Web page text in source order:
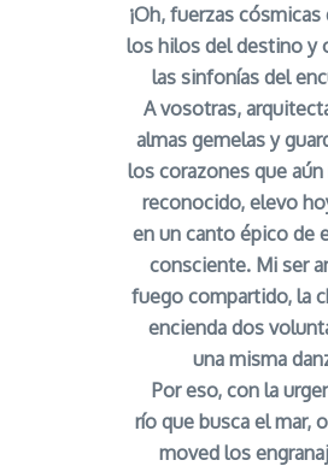
¡Oh, fuerzas
los hilos del destino y
las sinfonías del
A vosotras,
almas gemelas y
los corazones que
reconocido, elevo
en un canto épico de
consciente. Mi ser
fuego compartido, la
encienda dos
una misma
Por eso, con la
río que busca el mar,
moved los